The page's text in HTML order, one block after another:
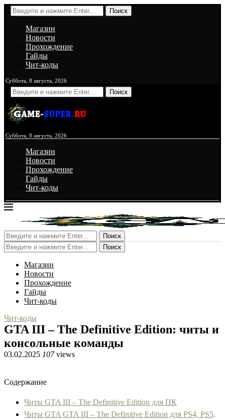
Поиск
Магазин
Новости
Прохождение
Гайды
Чит-коды
Суббота, 8 августа, 2026
Поиск
Суббота, 8 августа, 2026
Магазин
Новости
Прохождение
Гайды
Чит-коды
Поиск
Поиск
Магазин
Новости
Прохождение
Гайды
Чит-коды
Чит-коды
GTA III – The Definitive Edition: читы и
консольные команды
03.02.2025 107views
Содержание
Читы GTA III – The Definitive Edition для ПК
Читы GTA GTA III – The Definitive Edition для PS4, PS5,